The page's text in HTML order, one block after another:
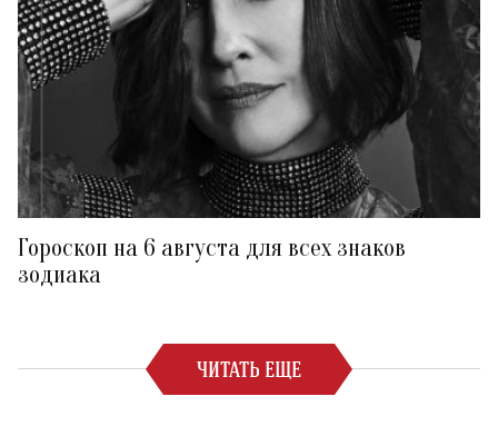
Гороскоп на 6 августа для всех знаков
зодиака
ЧИТАТЬ ЕЩЕ